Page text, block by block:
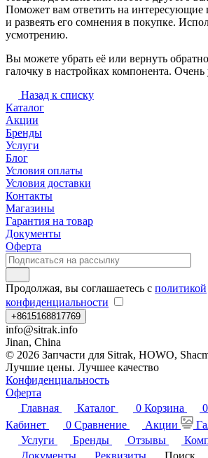
Поможет вам ответить на интересующие
и развеять его сомнения в покупке.
усмотрению.
Вы можете убрать её или вернуть
галочку в настройках компонента. Очень
Назад к списку
Каталог
Акции
Бренды
Услуги
Блог
Условия оплаты
Условия доставки
Контакты
Магазины
Гарантия на товар
Документы
Оферта
Продолжая, вы соглашаетесь с политикой
конфиденциальности
+8615168817769
info@sitrak.info
Jinan, China
© 2026 Запчасти для Sitrak, HOWO,
Лучшие цены. Лучшее качество
Конфиденциальность
Оферта
Главная
Каталог 0 Корзина 0
Кабинет
0 Сравнение Акции
Услуги
Бренды Отзывы
Документы
Реквизиты Поиск